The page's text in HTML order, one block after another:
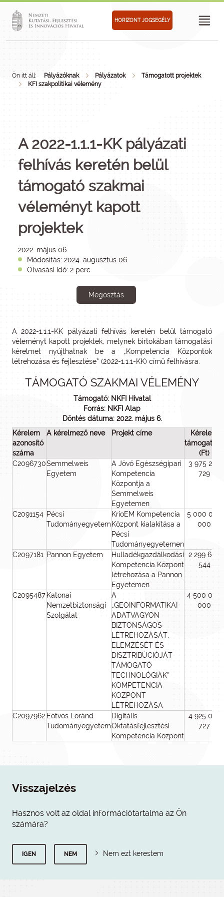
HORIZONT JOGSEGÉLY
Ön itt áll: Pályázóknak Pályázatok
Támogatott projektek
KFI szakpolitikai vélemény
A 2022-1.1.1-KK pályázati
felhívás keretén belül
támogató szakmai
véleményt kapott
projektek
2022. május 06.
Módosítás: 2024. augusztus 06.
Olvasási idő: 2 perc
Megosztás
A 2022-1.1.1-KK pályázati felhívás keretén belül támogató
véleményt kapott projektek, melynek birtokában támogatási
kérelmet nyújthatnak be a „Kompetencia Központok
létrehozása és fejlesztése” (2022-1.1.1-KK) című felhívásra.
TÁMOGATÓ SZAKMAI VÉLEMÉNY
Támogató: NKFI Hivatal
Forrás: NKFI Alap
Döntés dátuma: 2022. május 6.
Kérelem
azonosító
száma
A kérelmező neve Projekt címe
Kérelem
támogatása
(Ft)
C2096730Semmelweis
Egyetem
A Jövő Egészségipari
Kompetencia
Központja a
Semmelweis
Egyetemen
3 975 290
729
C2091154 Pécsi
Tudományegyetem
KrioEM Kompetencia
Központ kialakítása a
Pécsi
Tudományegyetemen
5 000 000
000
C2097181 Pannon Egyetem
Hulladékgazdálkodási
Kompetencia Központ
létrehozása a Pannon
Egyetemen
2 299 660
544
C2095487 Katonai
Nemzetbiztonsági
Szolgálat
A
„GEOINFORMATIKAI
ADATVAGYON
BIZTONSÁGOS
LÉTREHOZÁSÁT,
ELEMZÉSÉT ÉS
DISZTRIBÚCIÓJÁT
TÁMOGATÓ
TECHNOLÓGIÁK”
KOMPETENCIA
KÖZPONT
LÉTREHOZÁSA
4 500 000
000
C2097962 Eötvös Loránd
Tudományegyetem
Digitális
Oktatásfejlesztési
Kompetencia Központ
4 925 048
727
Visszajelzés
Hasznos volt az oldal információtartalma az Ön
számára?
IGEN NEM Nem ezt kerestem